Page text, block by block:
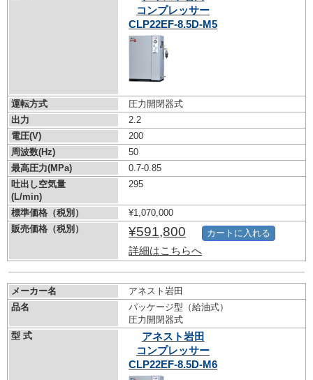
コンプレッサー
CLP22EF-8.5D-M5
運転方式
圧力開閉器式
出力
2.2
電圧(V)
200
周波数(Hz)
50
最高圧力(MPa)
0.7-0.85
吐出し空気量
(L/min)
295
標準価格（税別）
¥1,070,000
販売価格（税別）
¥591,800
詳細はこちらへ
カートに入れる
メーカー名
アネスト岩田
品名
パッケージ型（給油式）
圧力開閉器式
型 式
アネスト岩田
コンプレッサー
CLP22EF-8.5D-M6